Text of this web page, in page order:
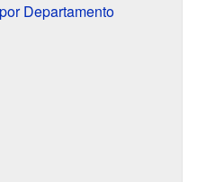
Departamento